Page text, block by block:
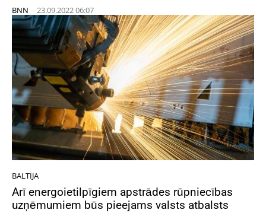
BNN - 23.09.2022 06:07
BALTIJA
Arī energoietilpīgiem apstrādes rūpniecības
uzņēmumiem būs pieejams valsts atbalsts